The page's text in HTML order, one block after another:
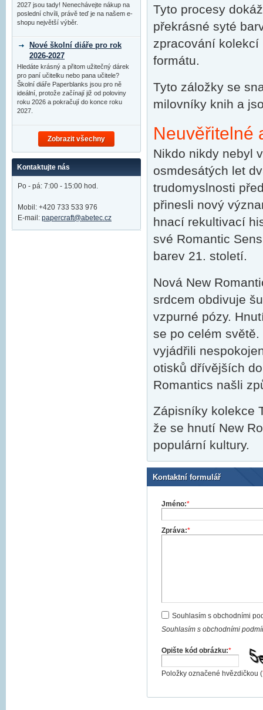
Tyto procesy
překrásné syté
zpracování kolekcí
formátu.
Tyto záložky se
milovníky knih a
Neuvěřitelné
Nikdo nikdy nebyl
osmdesátých let
trudomyslnosti
přinesli nový
hnací rekultivací
své Romantic
barev 21. století.
Nová New
srdcem obdivuje
vzpurné pózy.
se po celém
vyjádřili
otisků dřívějších
Romantics našli
Zápisníky kolekce
že se hnutí New
populární kultury.
Kontaktní formulář
Jméno:*
Zpráva:*
Souhlasím s obchodními
Souhlasím s obchodními
Opište kód obrázku:*
Položky označené hvězdičkou (
2027 jsou tady! Nenechávejte nákup na
poslední chvíli, právě teď je na našem e-
shopu největší výběr.
Nové školní diáře pro rok
2026-2027
Hledáte krásný a přitom užitečný dárek
pro paní učitelku nebo pana učitele?
Školní diáře Paperblanks jsou pro ně
ideální, protože začínají již od poloviny
roku 2026 a pokračují do konce roku
2027.
Zobrazit všechny
Kontaktujte nás
Po - pá: 7:00 - 15:00 hod.
Mobil: +420 733 533 976
E-mail: papercraft@abetec.cz